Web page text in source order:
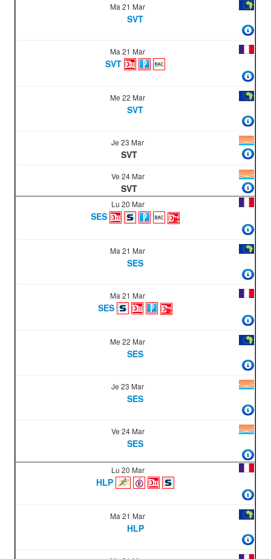
Ma 21 Mar
SVT
Ma 21 Mar
SVT
Me 22 Mar
SVT
Je 23 Mar
SVT
Ve 24 Mar
SVT
Lu 20 Mar
SES
Ma 21 Mar
SES
Ma 21 Mar
SES
Me 22 Mar
SES
Je 23 Mar
SES
Ve 24 Mar
SES
Lu 20 Mar
HLP
Ma 21 Mar
HLP